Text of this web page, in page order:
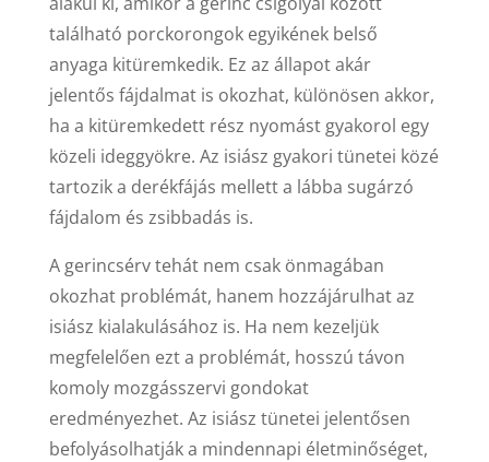
található porckorongok egyikének belső
anyaga kitüremkedik. Ez az állapot akár
jelentős fájdalmat is okozhat, különösen akkor,
ha a kitüremkedett rész nyomást gyakorol egy
közeli ideggyökre. Az isiász gyakori tünetei közé
tartozik a derékfájás mellett a lábba sugárzó
fájdalom és zsibbadás is.
A gerincsérv tehát nem csak önmagában
okozhat problémát, hanem hozzájárulhat az
isiász kialakulásához is. Ha nem kezeljük
megfelelően ezt a problémát, hosszú távon
komoly mozgásszervi gondokat
eredményezhet. Az isiász tünetei jelentősen
befolyásolhatják a mindennapi életminőséget,